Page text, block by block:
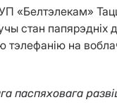
«Белтэлекам»
стан
на
паспяховага